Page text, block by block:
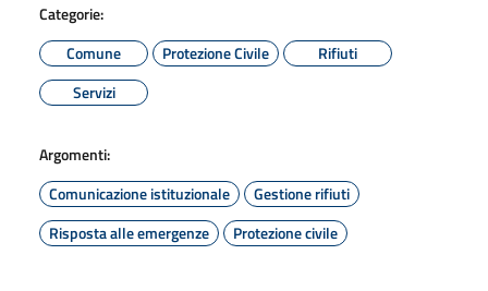
Categorie:
Comune
Protezione Civile
Rifiuti
Servizi
Argomenti:
Comunicazione istituzionale
Gestione rifiuti
Risposta alle emergenze
Protezione civile